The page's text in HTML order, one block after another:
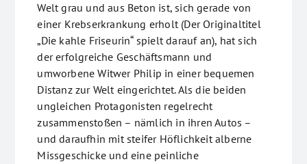
Welt grau und aus Beton ist, sich gerade von
einer Krebserkrankung erholt (Der Originaltitel
„Die kahle Friseurin“ spielt darauf an), hat sich
der erfolgreiche Geschäftsmann und
umworbene Witwer Philip in einer bequemen
Distanz zur Welt eingerichtet. Als die beiden
ungleichen Protagonisten regelrecht
zusammenstoßen – nämlich in ihren Autos –
und daraufhin mit steifer Höflichkeit alberne
Missgeschicke und eine peinliche